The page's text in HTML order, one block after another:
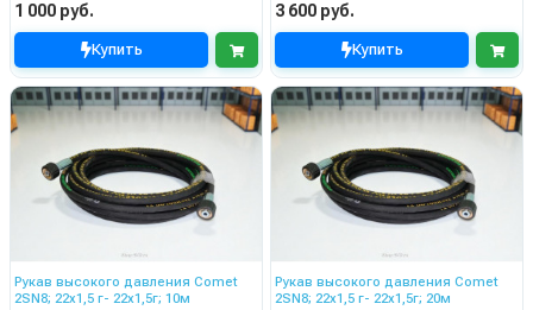
1 000 руб.
Купить
3 600 руб.
Купить
Рукав высокого давления Comet
2SN8; 22х1,5 г- 22х1,5г; 10м
Рукав высокого давления Comet
2SN8; 22х1,5 г- 22х1,5г; 20м